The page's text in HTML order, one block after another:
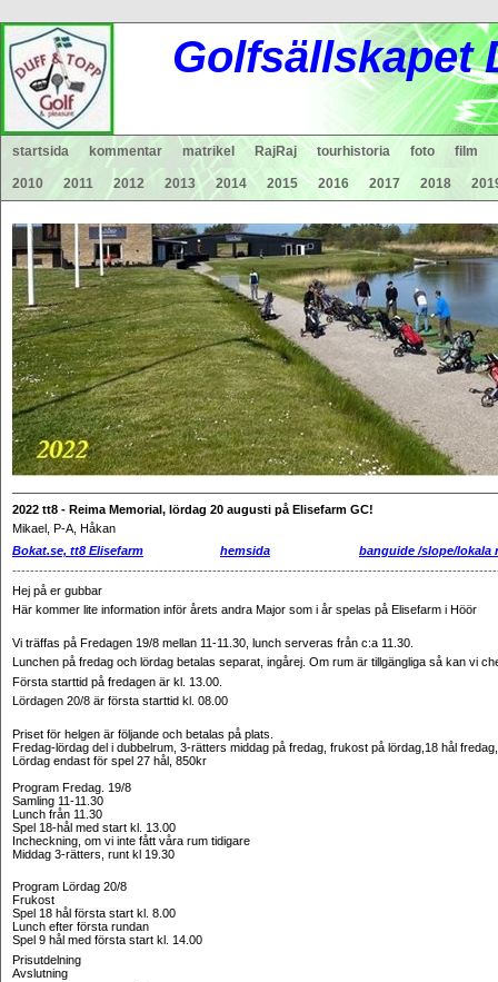
Golfsällskapet
startsida kommentar matrikel RajRaj tourhistoria foto film
2010 2011 2012 2013 2014 2015 2016 2017 2018
2022 tt8 - Reima Memorial, lördag 20 augusti på Elisefarm GC!
Mikael, P-A, Håkan
Bokat.se, tt8 Elisefarm
hemsida banguide /slope/lokala
Hej på er gubbar
Här kommer lite information inför årets andra Major som i år spelas på Elisefarm i Höör
Vi träffas på Fredagen 19/8 mellan 11-11.30, lunch serveras från c:a 11.30.
Lunchen på fredag och lördag betalas separat, ingårej. Om rum är tillgängliga så kan vi
Första starttid på fredagen är kl. 13.00.
Lördagen 20/8 är första starttid kl. 08.00
Priset för helgen är följande och betalas på plats.
Fredag-lördag del i dubbelrum, 3-rätters middag på fredag, frukost på lördag,18 hål
Lördag endast för spel 27 hål, 850kr
Program Fredag. 19/8
Samling 11-11.30
Lunch från 11.30
Spel 18-hål med start kl. 13.00
Incheckning, om vi inte fått våra rum tidigare
Middag 3-rätters, runt kl 19.30
Program Lördag 20/8
Frukost
Spel 18 hål första start kl. 8.00
Lunch efter första rundan
Spel 9 hål med första start kl. 14.00
Prisutdelning
Avslutning